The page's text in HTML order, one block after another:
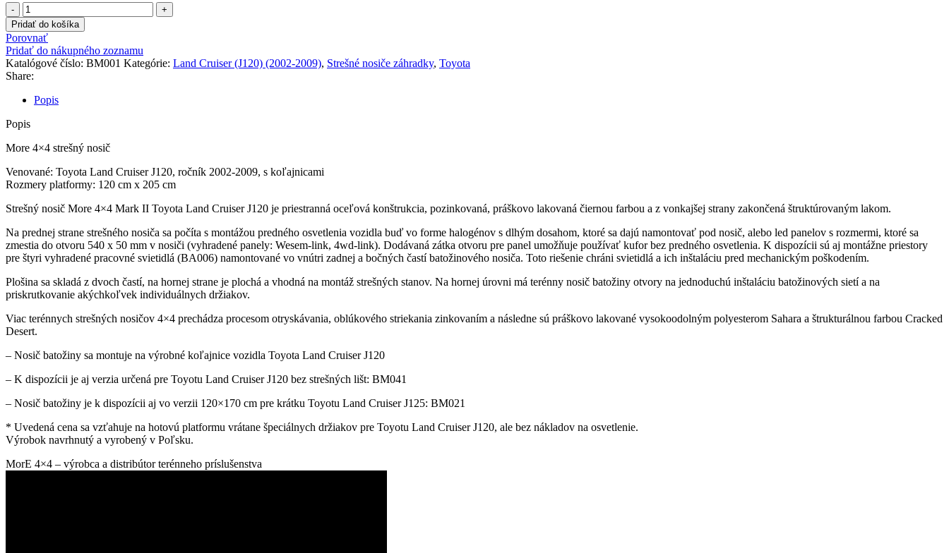
množstvo
ZÁHRADKA
Strešný
nosič
Toyota
Land
Cruiser
J120
lištami
More
Mark
II
Pridať do košíka
Porovnať
Pridať do nákupného zoznamu
Katalógové číslo: BM001 Kategórie: Land Cruiser (J120) (2002-2009), Strešné nosiče záhradky, Toyota
Share:
Popis
Popis
More 4×4 strešný nosič
Venované: Toyota Land Cruiser J120, ročník 2002-2009, s koľajnicami
Rozmery platformy: 120 cm x 205 cm
Strešný nosič More 4×4 Mark II Toyota Land Cruiser J120 je priestranná oceľová konštrukcia, pozinkovaná, práškovo lakovaná čiernou farbou a z vonkajšej strany zakončená štruktúrovaným lakom.
Na prednej strane strešného nosiča sa počíta s montážou predného osvetlenia vozidla buď vo forme halogénov s dlhým dosahom, ktoré sa dajú namontovať pod nosič, alebo led panelov s rozmermi, ktoré sa
zmestia do otvoru 540 x 50 mm v nosiči (vyhradené panely: Wesem-link, 4wd-link). Dodávaná zátka otvoru pre panel umožňuje používať kufor bez predného osvetlenia. K dispozícii sú aj montážne priestory
pre štyri vyhradené pracovné svietidlá (BA006) namontované vo vnútri zadnej a bočných častí batožinového nosiča. Toto riešenie chráni svietidlá a ich inštaláciu pred mechanickým poškodením.
Plošina sa skladá z dvoch častí, na hornej strane je plochá a vhodná na montáž strešných stanov. Na hornej úrovni má terénny nosič batožiny otvory na jednoduchú inštaláciu batožinových sietí a na
priskrutkovanie akýchkoľvek individuálnych držiakov.
Viac terénnych strešných nosičov 4×4 prechádza procesom otryskávania, oblúkového striekania zinkovaním a následne sú práškovo lakované vysokoodolným polyesterom Sahara a štrukturálnou farbou Cracked
Desert.
– Nosič batožiny sa montuje na výrobné koľajnice vozidla Toyota Land Cruiser J120
– K dispozícii je aj verzia určená pre Toyotu Land Cruiser J120 bez strešných lišt: BM041
– Nosič batožiny je k dispozícii aj vo verzii 120×170 cm pre krátku Toyotu Land Cruiser J125: BM021
* Uvedená cena sa vzťahuje na hotovú platformu vrátane špeciálnych držiakov pre Toyotu Land Cruiser J120, ale bez nákladov na osvetlenie.
Výrobok navrhnutý a vyrobený v Poľsku.
MorE 4×4 – výrobca a distribútor terénneho príslušenstva